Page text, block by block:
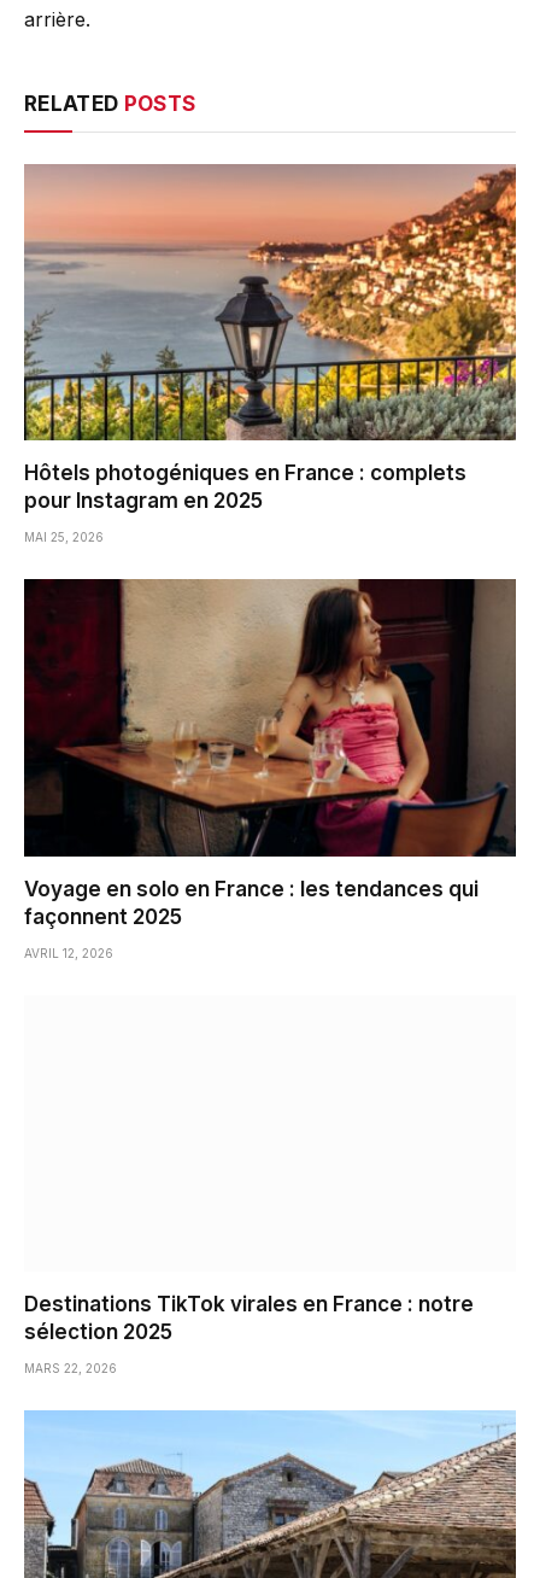
arrière.
RELATED POSTS
Hôtels photogéniques en France : complets
pour Instagram en 2025
MAI 25, 2026
Voyage en solo en France : les tendances qui
façonnent 2025
AVRIL 12, 2026
Destinations TikTok virales en France : notre
sélection 2025
MARS 22, 2026